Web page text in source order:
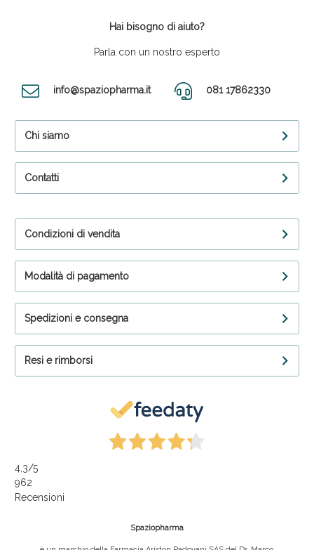
Hai bisogno di aiuto?
Parla con un nostro esperto
info@spaziopharma.it 081 17862330
Chi siamo
Contatti
Condizioni di vendita
Modalità di pagamento
Spedizioni e consegna
Resi e rimborsi
4,3/5
962
Recensioni
Spaziopharma